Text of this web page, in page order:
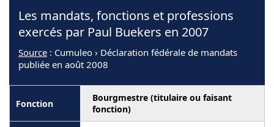
Les mandats, fonctions et professions
exercés par Paul Buekers en 2007
Source : Cumuleo › Déclaration fédérale de mandats
publiée en août 2008
Bourgmestre (titulaire ou faisant
fonction)